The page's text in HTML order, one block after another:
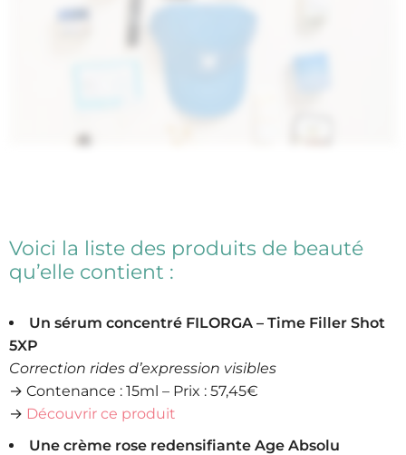
Voici la liste des produits de beauté
qu’elle contient :
Un sérum concentré FILORGA – Time Filler Shot
5XP
Correction rides d’expression visibles
→ Contenance : 15ml – Prix : 57,45€
→ Découvrir ce produit
Une crème rose redensifiante Age Absolu